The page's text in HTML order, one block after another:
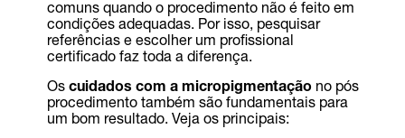
comuns quando o procedimento não é feito em
condições adequadas. Por isso, pesquisar
referências e escolher um profissional
certificado faz toda a diferença.
Os cuidados com a micropigmentaçãono pós
procedimento também são fundamentais para
um bom resultado. Veja os principais: